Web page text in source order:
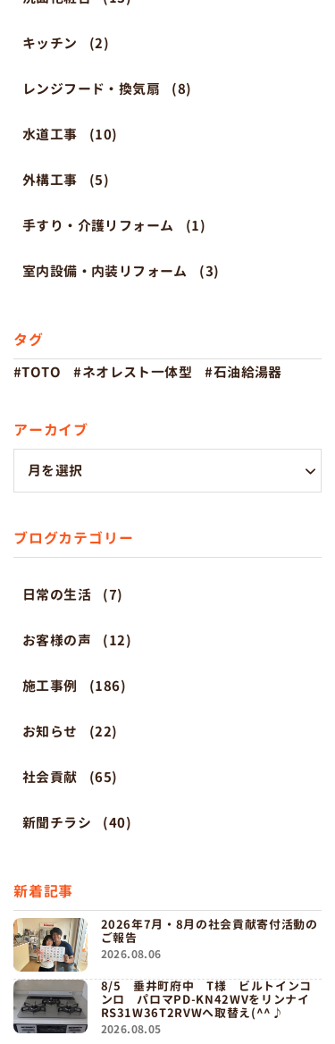
キッチン (2)
レンジフード・換気扇 (8)
水道工事 (10)
外構工事 (5)
手すり・介護リフォーム (1)
室内設備・内装リフォーム (3)
タグ
TOTO ネオレスト一体型 石油給湯器
アーカイブ
ブログカテゴリー
日常の生活 (7)
お客様の声 (12)
施工事例 (186)
お知らせ (22)
社会貢献 (65)
新聞チラシ (40)
新着記事
2026年7月・8月の社会貢献寄付活動の
ご報告
2026.08.06
8/5 垂井町府中 T様 ビルトインコ
ンロ パロマPD-KN42WVをリンナイ
RS31W36T2RVWへ取替え(^^♪
2026.08.05